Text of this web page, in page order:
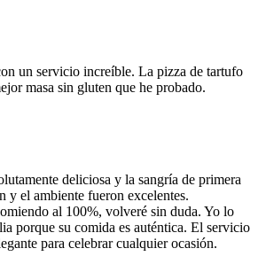
un servicio increíble. La pizza de tartufo
masa sin gluten que he probado.
deliciosa y la sangría de primera
y el ambiente fueron excelentes.
al 100%, volveré sin duda. Yo lo
porque su comida es auténtica. El servicio
para celebrar cualquier ocasión.